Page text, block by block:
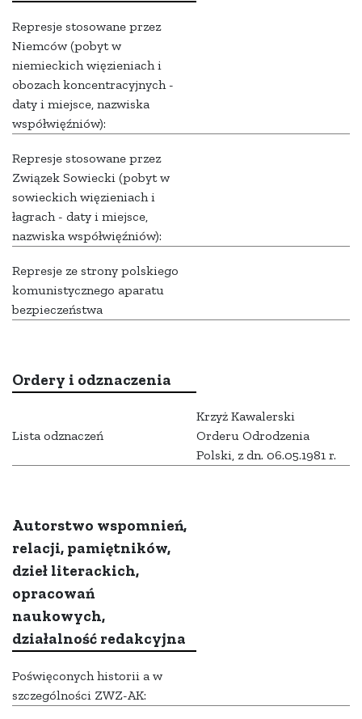
Represje stosowane przez
Niemców (pobyt w
niemieckich więzieniach i
obozach koncentracyjnych -
daty i miejsce, nazwiska
współwięźniów):
Represje stosowane przez
Związek Sowiecki (pobyt w
sowieckich więzieniach i
łagrach - daty i miejsce,
nazwiska współwięźniów):
Represje ze strony polskiego
komunistycznego aparatu
bezpieczeństwa
Ordery i odznaczenia
Lista odznaczeń
Krzyż Kawalerski
Orderu Odrodzenia
Polski, z dn. 06.05.1981 r.
Autorstwo wspomnień,
relacji, pamiętników,
dzieł literackich,
opracowań
naukowych,
działalność redakcyjna
Poświęconych historii a w
szczególności ZWZ-AK: